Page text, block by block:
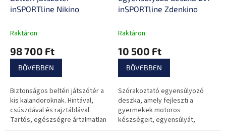
inSPORTline Nikino
Raktáron
98 700 Ft
BŐVEBBEN
Biztonságos beltéri játszótér a
kis kalandoroknak. Hintával,
csúszdával és rajztáblával.
Tartós, egészségre ártalmatlan
anyag, interaktív és biztonsági
inSPORTline Zdenkino
Raktáron
10 500 Ft
BŐVEBBEN
Szórakoztató egyensúlyozó
deszka, amely fejleszti a
gyermekek motoros
készségeit, egyensúlyát,
koordinációját és türelmét.